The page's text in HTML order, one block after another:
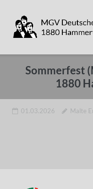
Inhalt
Sommerfest
1880
01.03.2026 Malte